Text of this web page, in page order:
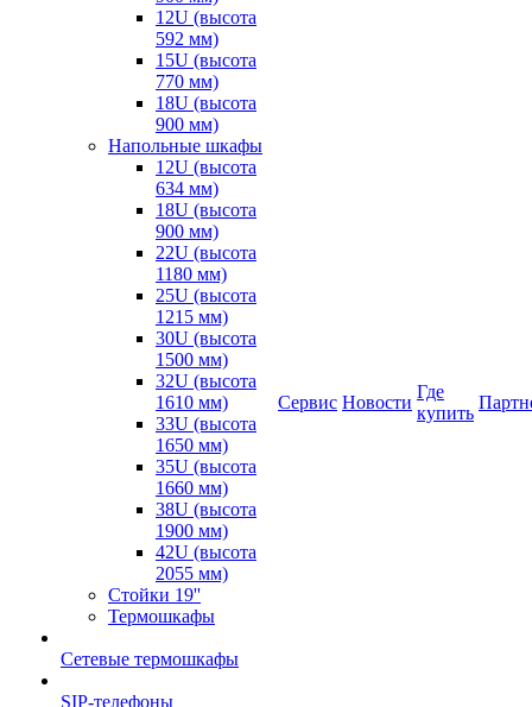
12U (высота
592 мм)
15U (высота
770 мм)
18U (высота
900 мм)
Напольные шкафы
12U (высота
634 мм)
18U (высота
900 мм)
22U (высота
1180 мм)
25U (высота
1215 мм)
30U (высота
1500 мм)
32U (высота
1610 мм)
33U (высота
1650 мм)
35U (высота
1660 мм)
38U (высота
1900 мм)
42U (высота
2055 мм)
Стойки 19''
Термошкафы
Сетевые термошкафы
SIP-телефоны
Сервис Новости
Где
купить